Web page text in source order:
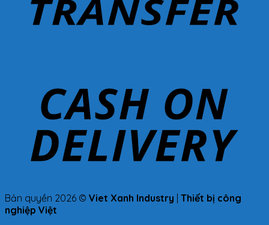
Bản quyền 2026 © Viet Xanh Industry Thiết bị công
nghiệp Việt